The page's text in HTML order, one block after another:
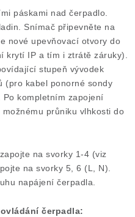
páskami nad čerpadlo.
Snímač připevněte na
nové upevňovací otvory do
krytí IP a tím i ztrátě záruky).
stupeň vývodek
(pro kabel ponorné sondy
kompletním zapojení
průniku vlhkosti do
na svorky 1-4 (viz
na svorky 5, 6 (L, N).
napájení čerpadla.
čerpadla: